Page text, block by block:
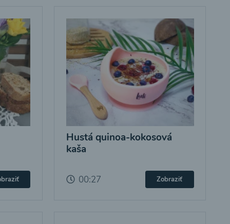
Hustá quinoa-kokosová
kaša
00:27 Zobraziť